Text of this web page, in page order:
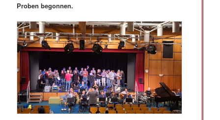
Proben begonnen.